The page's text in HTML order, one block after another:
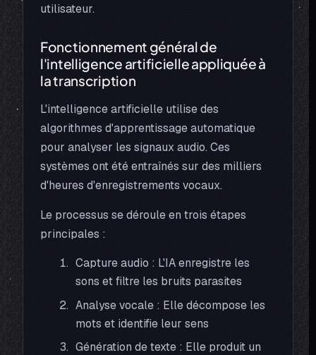
utilisateur.
Fonctionnement général de
l'intelligence artificielle appliquée à
la transcription
L'intelligence artificielle utilise des
algorithmes d'apprentissage automatique
pour analyser les signaux audio. Ces
systèmes ont été entraînés sur des milliers
d'heures d'enregistrements vocaux.
Le processus se déroule en trois étapes
principales :
Capture audio : L'IA enregistre les
sons et filtre les bruits parasites
Analyse vocale : Elle décompose les
mots et identifie leur sens
Génération de texte : Elle produit un